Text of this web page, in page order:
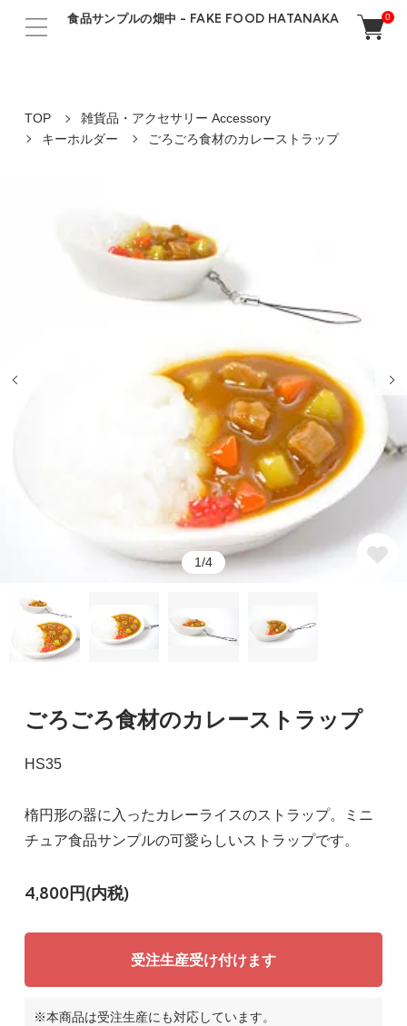
食品サンプルの畑中 - FAKE FOOD HATANAKA 0
TOP
雑貨品・アクセサリー Accessory
キーホルダー
ごろごろ食材のカレーストラップ
1/4
ごろごろ食材のカレーストラップ
HS35
楕円形の器に入ったカレーライスのストラップ。ミニ
チュア食品サンプルの可愛らしいストラップです。
4,800円(内税)
受注生産受け付けます
※本商品は受注生産にも対応しています。